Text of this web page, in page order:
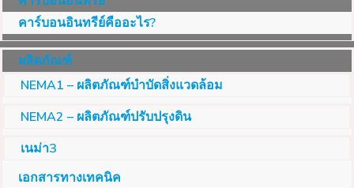
คาร์บอนอินทรีย์คืออะไร?
ผลิตภัณฑ์
NEMA1 – ผลิตภัณฑ์บำบัดสิ่งแวดล้อม
NEMA2 – ผลิตภัณฑ์ปรับปรุงดิน
เนม่า3
เอกสารทางเทคนิค